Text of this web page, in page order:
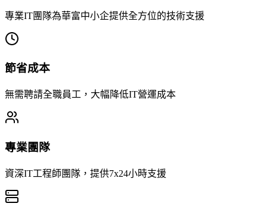
專業IT團隊為華富中小企提供全方位的技術支援
節省成本
無需聘請全職員工，大幅降低IT營運成本
專業團隊
資深IT工程師團隊，提供7x24小時支援